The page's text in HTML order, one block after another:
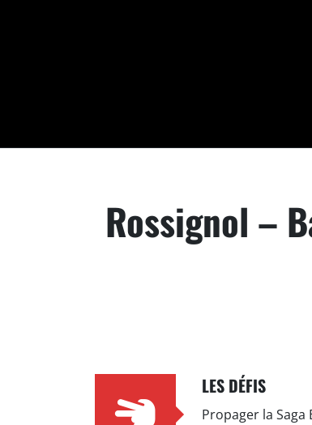
Rossignol –
LES DÉFIS
Propager la